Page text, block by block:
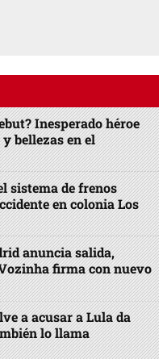
Inesperado héroe
bellezas en el
sistema de frenos
en colonia Los
anuncia salida,
firma con nuevo
a acusar a Lula da
lo llama